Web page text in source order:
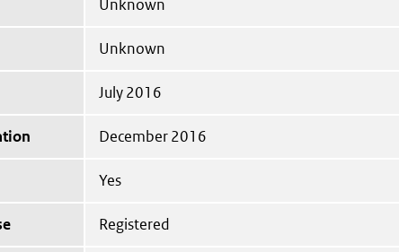
Unknown
Unknown
July 2016
December 2016
Yes
Registered